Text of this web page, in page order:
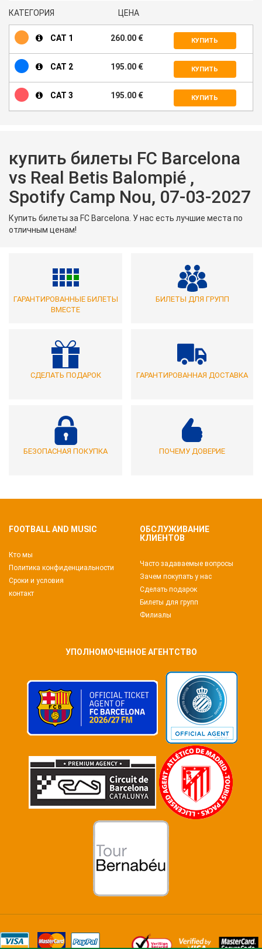
КАТЕГОРИЯ ЦЕНА
CAT 1 260.00 € КУПИТЬ
CAT 2 195.00 € КУПИТЬ
CAT 3 195.00 € КУПИТЬ
купить билеты FC Barcelona
vs Real Betis Balompié ,
Spotify Camp Nou, 07-03-2027
Купить билеты за FC Barcelona. У нас есть лучшие места по
отличным ценам!
ГАРАНТИРОВАННЫЕ БИЛЕТЫ
ВМЕСТЕ
БИЛЕТЫ ДЛЯ ГРУПП
СДЕЛАТЬ ПОДАРОК ГАРАНТИРОВАННАЯ ДОСТАВКА
БЕЗОПАСНАЯ ПОКУПКА ПОЧЕМУ ДОВЕРИЕ
FOOTBALL AND MUSIC
Кто мы
Политика конфиденциальности
Сроки и условия
контакт
ОБСЛУЖИВАНИЕ
КЛИЕНТОВ
Часто задаваемые вопросы
Зачем покупать у нас
Сделать подарок
Билеты для групп
Филиалы
УПОЛНОМОЧЕННОЕ АГЕНТСТВО